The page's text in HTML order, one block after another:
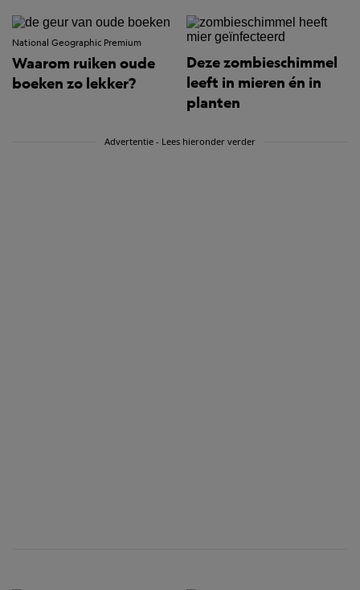
National Geographic Premium
Waarom ruiken oude
boeken zo lekker?
Deze zombieschimmel
leeft in mieren én in
planten
Advertentie - Lees hieronder verder